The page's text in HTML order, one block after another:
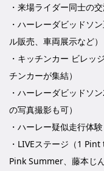
・来場ライダー同士の
・ハーレーダビッドソ
ル販売、車両展示など）
・キッチンカー ビレッ
チンカーが集結）
・ハーレーダビッドソ
の写真撮影も可）
・ハーレー疑似走行体
・LIVEステージ（1
Pink Summer、藤本じ